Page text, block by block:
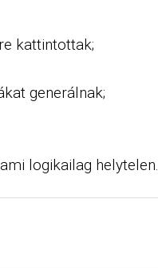
kattintottak;
generálnak;
logikailag helytelen.